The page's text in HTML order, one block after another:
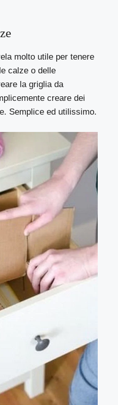
molto utile per tenere
calze o delle
la griglia da
creare dei
Semplice ed utilissimo.